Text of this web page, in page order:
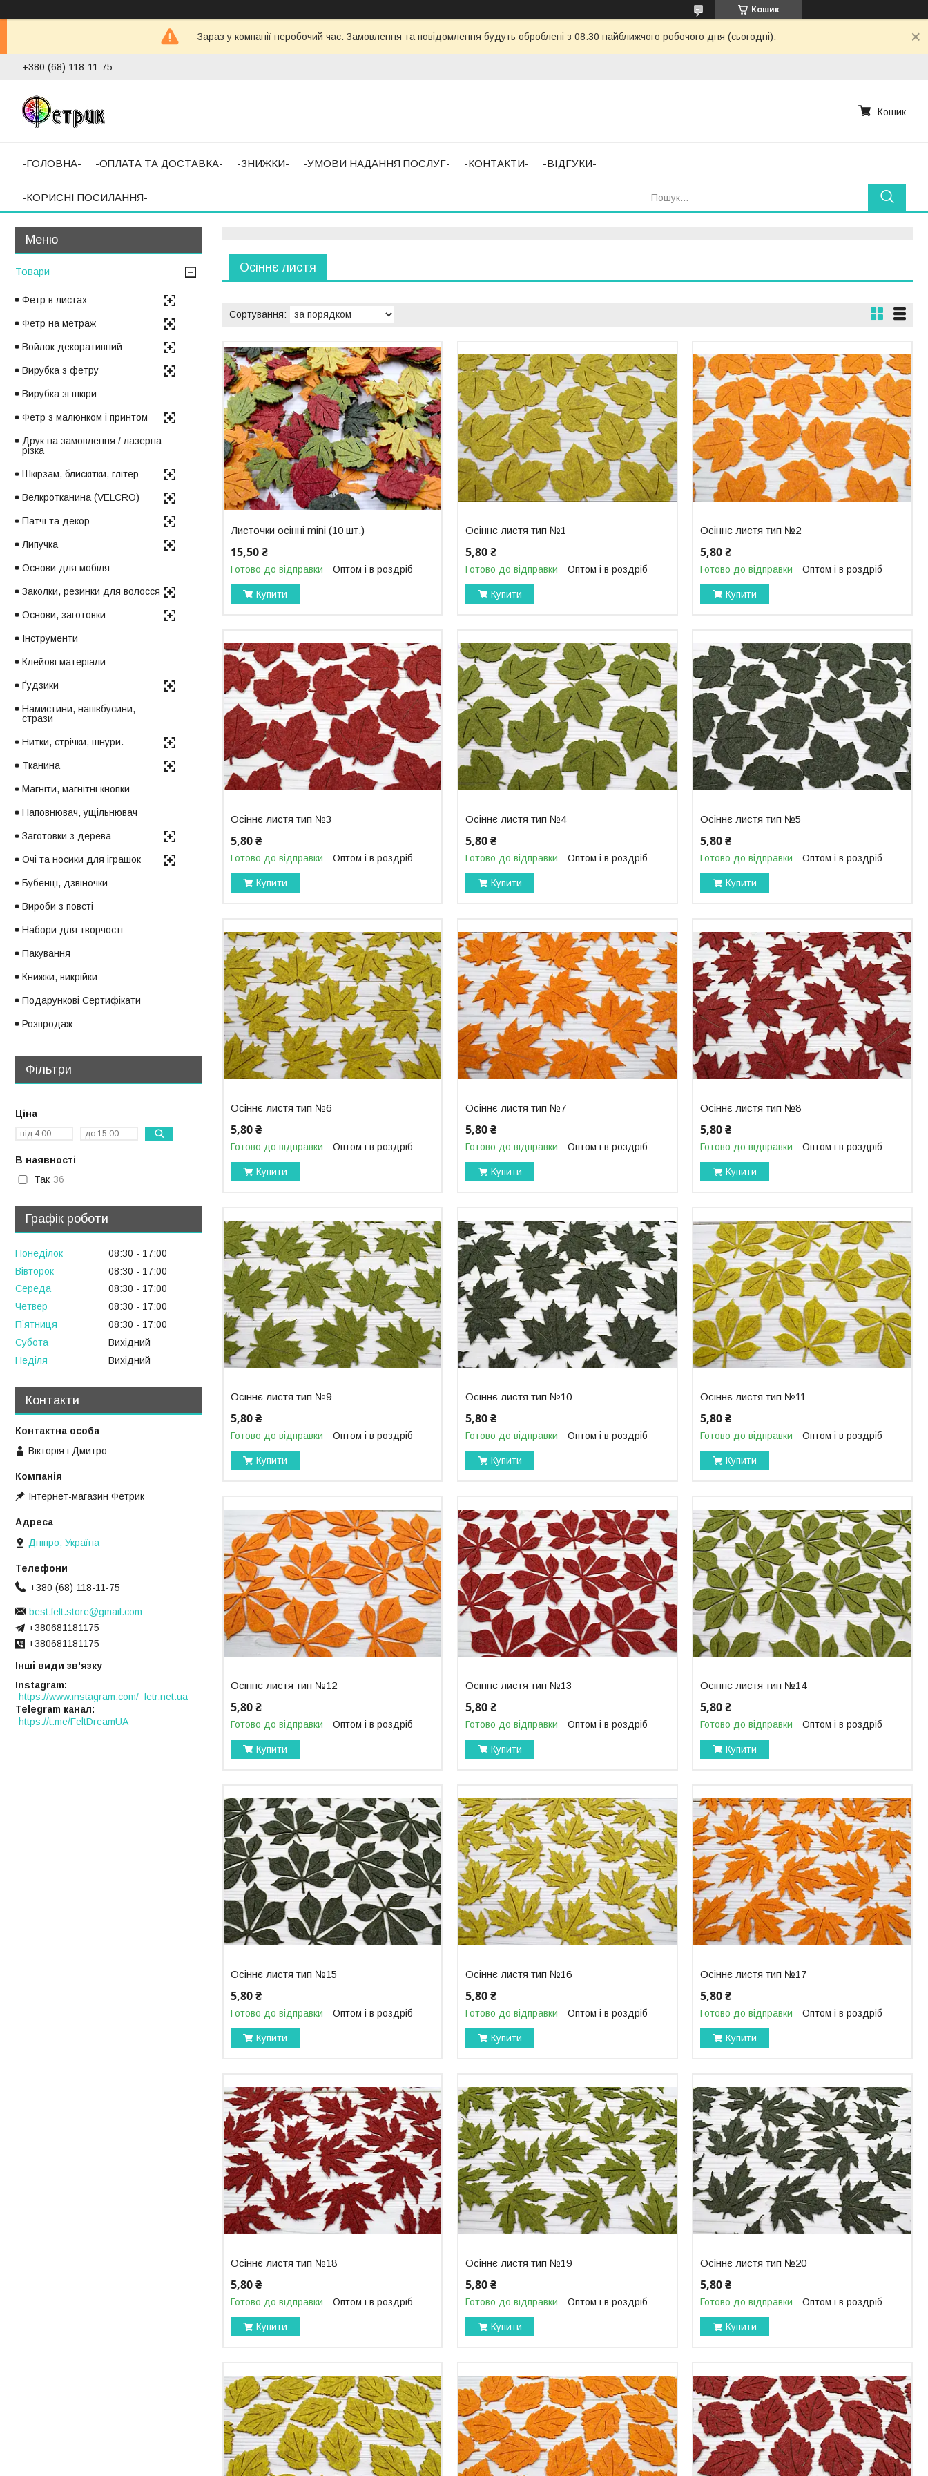
Кошик
Зараз у компанії неробочий час. Замовлення та повідомлення будуть оброблені з 08:30 найближчого робочого дня (сьогодні).
+380 (68) 118-11-75
Кошик
-ГОЛОВНА- -ОПЛАТА ТА ДОСТАВКА- -ЗНИЖКИ- -УМОВИ НАДАННЯ ПОСЛУГ- -КОНТАКТИ- -ВІДГУКИ-
-КОРИСНІ ПОСИЛАННЯ-
Осіннє листя
Листочки осінні mini (10 шт.)
15,50 ₴
Готово до відправки Оптом і в роздріб
Купити
Осіннє листя тип №1
5,80 ₴
Готово до відправки Оптом і в роздріб
Купити
Осіннє листя тип №2
5,80 ₴
Готово до відправки Оптом і в роздріб
Купити
Осіннє листя тип №3
5,80 ₴
Готово до відправки Оптом і в роздріб
Купити
Осіннє листя тип №4
5,80 ₴
Готово до відправки Оптом і в роздріб
Купити
Осіннє листя тип №5
5,80 ₴
Готово до відправки Оптом і в роздріб
Купити
Осіннє листя тип №6
5,80 ₴
Готово до відправки Оптом і в роздріб
Купити
Осіннє листя тип №7
5,80 ₴
Готово до відправки Оптом і в роздріб
Купити
Осіннє листя тип №8
5,80 ₴
Готово до відправки Оптом і в роздріб
Купити
Осіннє листя тип №9
5,80 ₴
Готово до відправки Оптом і в роздріб
Купити
Осіннє листя тип №10
5,80 ₴
Готово до відправки Оптом і в роздріб
Купити
Осіннє листя тип №11
5,80 ₴
Готово до відправки Оптом і в роздріб
Купити
Осіннє листя тип №12
5,80 ₴
Готово до відправки Оптом і в роздріб
Купити
Осіннє листя тип №13
5,80 ₴
Готово до відправки Оптом і в роздріб
Купити
Осіннє листя тип №14
5,80 ₴
Готово до відправки Оптом і в роздріб
Купити
Осіннє листя тип №15
5,80 ₴
Готово до відправки Оптом і в роздріб
Купити
Осіннє листя тип №16
5,80 ₴
Готово до відправки Оптом і в роздріб
Купити
Осіннє листя тип №17
5,80 ₴
Готово до відправки Оптом і в роздріб
Купити
Осіннє листя тип №18
5,80 ₴
Готово до відправки Оптом і в роздріб
Купити
Осіннє листя тип №19
5,80 ₴
Готово до відправки Оптом і в роздріб
Купити
Осіннє листя тип №20
5,80 ₴
Готово до відправки Оптом і в роздріб
Купити
Товари
Фетр в листах
Фетр на метраж
Войлок декоративний
Вирубка з фетру
Вирубка зі шкіри
Фетр з малюнком і принтом
Друк на замовлення / лазерна
різка
Шкірзам, блискітки, глітер
Велкротканина (VELCRO)
Патчі та декор
Липучка
Основи для мобіля
Заколки, резинки для волосся
Основи, заготовки
Інструменти
Клейові матеріали
Ґудзики
Намистини, напівбусини,
стрази
Нитки, стрічки, шнури.
Тканина
Магніти, магнітні кнопки
Наповнювач, ущільнювач
Заготовки з дерева
Очі та носики для іграшок
Бубенці, дзвіночки
Вироби з повсті
Набори для творчості
Пакування
Книжки, викрійки
Подарункові Сертифікати
Розпродаж
Фільтри
Ціна
В наявності
Так 36
Графік роботи
Понеділок 08:30
17:00
Вівторок
08:30
17:00
Середа
08:30
17:00
Четвер
08:30
17:00
Пʼятниця
08:30
17:00
Субота
Вихідний
Неділя
Вихідний
Контакти
Вікторія і Дмитро
Інтернет-магазин Фетрик
Дніпро, Україна
+380 (68) 118-11-75
best.felt.store@gmail.com
+380681181175
+380681181175
Інші види зв'язку
Instagram
https://www.instagram.com/_fetr.net.ua_
Telegram канал
https://t.me/FeltDreamUA